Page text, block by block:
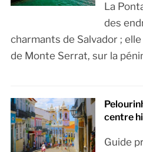
La
des
charmants de Salvador ;
de Monte Serrat, sur la
centre
Guide